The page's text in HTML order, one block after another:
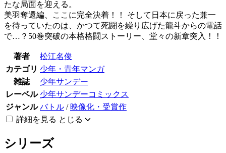
たな局面を迎える。
美羽奪還編、ここに完全決着！！ そして日本に戻った兼一
を待っていたのは、かつて死闘を繰り広げた龍斗からの電話
で…？50巻突破の本格格闘ストーリー、堂々の新章突入！！
著者
松江名俊
カテゴリ 少年・青年マンガ
雑誌
少年サンデー
レーベル 少年サンデーコミックス
ジャンル バトル / 映像化・受賞作
詳細を見る とじる
シリーズ